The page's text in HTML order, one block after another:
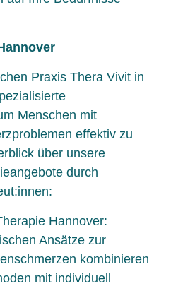
Praxis Thera Vivit in
Menschen mit
effektiv zu
über unsere
durch
Hannover:
Ansätze zur
kombinieren
mit individuell